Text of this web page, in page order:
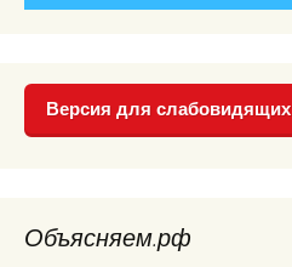
Версия для слабовидящих
Объясняем.рф